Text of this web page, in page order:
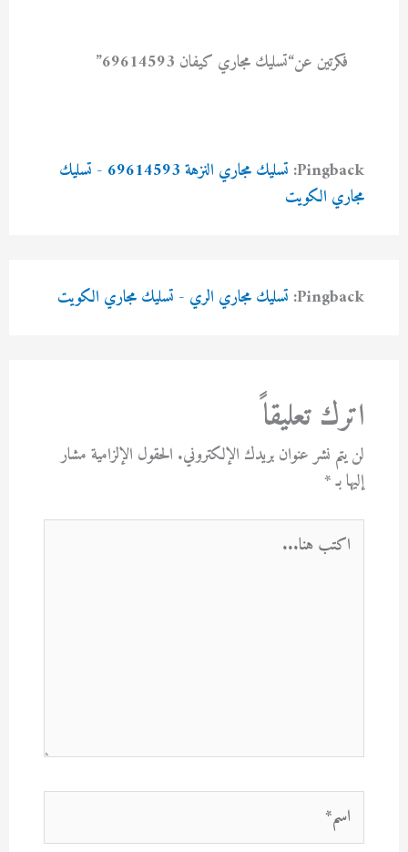
فكرتين عن“تسليك مجاري كيفان 69614593”
Pingback:
تسليك مجاري النزهة 69614593 - تسليك
مجاري الكويت
Pingback: تسليك مجاري الري - تسليك مجاري الكويت
اترك تعليقاً
لن يتم نشر عنوان بريدك الإلكتروني. الحقول الإلزامية مشار
إليها بـ*
اكتب
هنا...
اسم*